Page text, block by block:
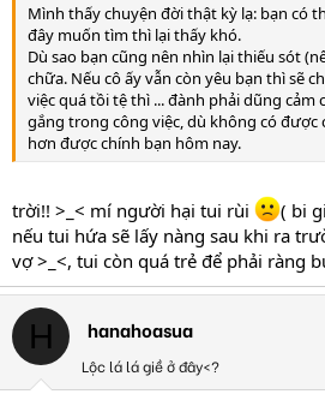
Mình thấy chuyện đời thật kỳ lạ: bạn có
đây muốn tìm thì lại thấy khó.
Dù sao bạn cũng nên nhìn lại thiếu sót
chữa. Nếu cô ấy vẫn còn yêu bạn thì sẽ
việc quá tồi tệ thì ... đành phải dũng cảm
gắng trong công việc, dù không có được
hơn được chính bạn hôm nay.
trời!! >_< mí người hại tui rùi
( bi
nếu tui hứa sẽ lấy nàng sau khi ra
vợ >_<, tui còn quá trẻ để phải ràng
H hanahoasua
Lộc lá lá giề ở đây<?